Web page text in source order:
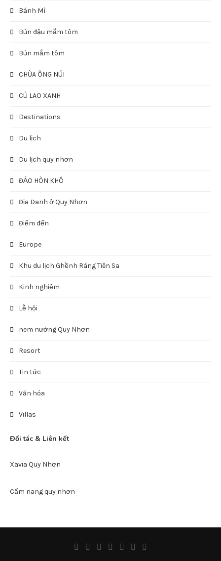
Bánh Mì
Bún đậu mắm tôm
Bún mắm tôm
CHÙA ÔNG NÚI
CÙ LAO XANH
Destinations
Du lịch
Du lịch quy nhơn
ĐẢO HÒN KHÔ
Địa Danh ở Quy Nhơn
Điểm đến
Europe
Khu du lịch Ghềnh Ráng Tiên Sa
Kinh nghiệm
Lễ hội
nem nướng Quy Nhơn
Resort
Tin tức
Văn hóa
Villas
Đối tác & Liên kết
Xavia Quy Nhơn
Cẩm nang quy nhơn